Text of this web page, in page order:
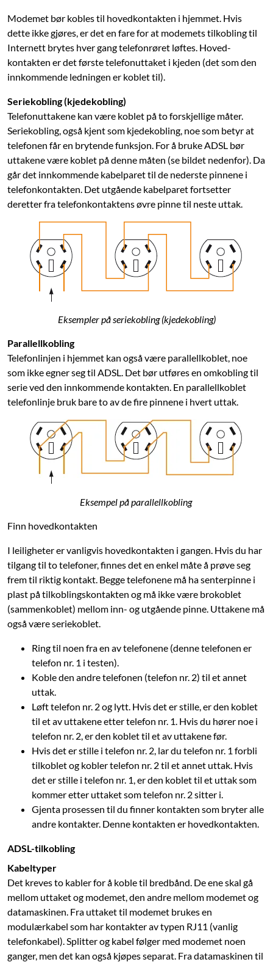
Modemet bør kobles til hovedkontakten i hjemmet. Hvis
dette ikke gjøres, er det en fare for at modemets tilkobling til
Internett brytes hver gang telefonrøret løftes. Hoved­
kontakten er det første telefonuttaket i kjeden (det som den
innkommende ledningen er koblet til).
Seriekobling (kjedekobling)
Telefonuttakene kan være koblet på to forskjellige måter.
Seriekobling, også kjent som kjedekobling, noe som betyr at
telefonen får en brytende funksjon. For å bruke ADSL bør
uttakene være koblet på denne måten (se bildet nedenfor). Da
går det innkommende kabelparet til de nederste pinnene i
telefonkontakten. Det utgående kabelparet fortsetter
deretter fra telefonkontaktens øvre pinne til neste uttak.
Eksempler på seriekobling (kjedekobling)
Parallellkobling
Telefonlinjen i hjemmet kan også være parallellkoblet, noe
som ikke egner seg til ADSL. Det bør utføres en omkobling til
serie ved den innkommende kontakten. En parallellkoblet
telefonlinje bruk bare to av de fire pinnene i hvert uttak.
Eksempel på parallellkobling
Finn hovedkontakten
I leiligheter er vanligvis hovedkontakten i gangen. Hvis du har
tilgang til to telefoner, finnes det en enkel måte å prøve seg
frem til riktig kontakt. Begge telefonene må ha senterpinne i
plast på tilkoblingskontakten og må ikke være brokoblet
(sammenkoblet) mellom inn- og utgående pinne. Uttakene må
også være seriekoblet.
Ring til noen fra en av telefonene (denne telefonen er
telefon nr. 1 i testen).
Koble den andre telefonen (telefon nr. 2) til et annet
uttak.
Løft telefon nr. 2 og lytt. Hvis det er stille, er den koblet
til et av uttakene etter telefon nr. 1. Hvis du hører noe i
telefon nr. 2, er den koblet til et av uttakene før.
Hvis det er stille i telefon nr. 2, lar du telefon nr. 1 forbli
tilkoblet og kobler telefon nr. 2 til et annet uttak. Hvis
det er stille i telefon nr. 1, er den koblet til et uttak som
kommer etter uttaket som telefon nr. 2 sitter i.
Gjenta prosessen til du finner kontakten som bryter alle
andre kontakter. Denne kontakten er hovedkontakten.
ADSL-tilkobling
Kabeltyper
Det kreves to kabler for å koble til bredbånd. De ene skal gå
mellom uttaket og modemet, den andre mellom modemet og
datamaskinen. Fra uttaket til modemet ­brukes en
modulærkabel som har kontakter av typen RJ11 (vanlig
telefonkabel). Splitter og kabel følger med modemet noen
ganger, men det kan også kjøpes separat. Fra data­maskinen til